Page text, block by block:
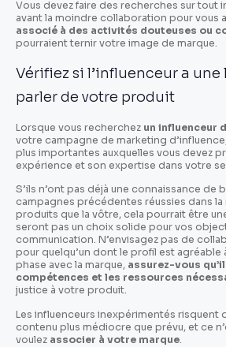
Vous devez faire des recherches sur tout
avant la moindre collaboration pour vous
associé à des activités douteuses ou
pourraient ternir votre image de marque.
Vérifiez si l’influenceur a
parler de votre produit
Lorsque vous recherchez un influenceur
votre campagne de marketing
plus importantes auxquelles vous devez
expérience et son expertise dans votre
S’ils n’ont pas déjà une connaissance de
campagnes précédentes réussies dans la
produits que la vôtre, cela pourrait être
seront pas un choix solide pour vos
communication. N’envisagez pas de
pour quelqu’un dont le profil est agréable
phase avec la marque, assurez-vous
compétences et les ressources
justice à votre produit.
Les influenceurs inexpérimentés risquent
contenu plus médiocre que prévu, et ce
voulez associer à votre marque.